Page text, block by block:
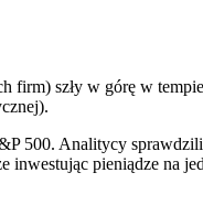
szły w górę w
500. Analitycy
pieniądze na